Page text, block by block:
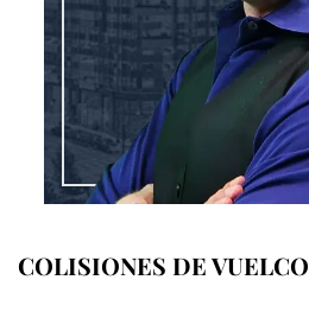
COLISIONES DE VUELCO